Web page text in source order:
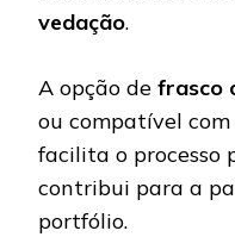
vedação.
A opção de frasco
ou compatível
facilita o processo
contribui para a
portfólio.